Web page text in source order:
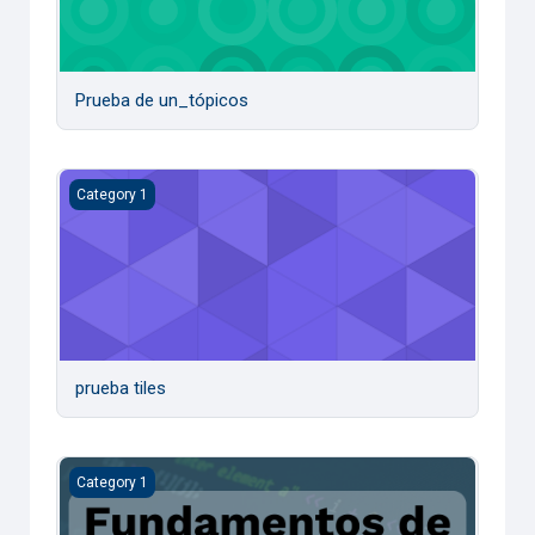
Prueba de un_tópicos
prueba tiles
Category 1
prueba tiles
prueba fundamentos
Category 1